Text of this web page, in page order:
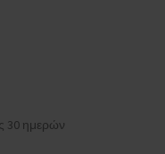
30 ημερών